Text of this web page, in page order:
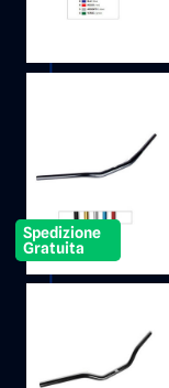
Spedizione
Gratuita